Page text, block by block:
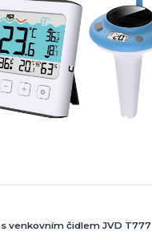
venkovním čidlem JVD T777